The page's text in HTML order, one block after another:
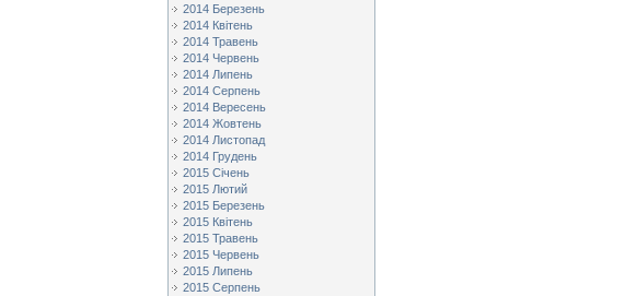
2014 Березень
2014 Квітень
2014 Травень
2014 Червень
2014 Липень
2014 Серпень
2014 Вересень
2014 Жовтень
2014 Листопад
2014 Грудень
2015 Січень
2015 Лютий
2015 Березень
2015 Квітень
2015 Травень
2015 Червень
2015 Липень
2015 Серпень